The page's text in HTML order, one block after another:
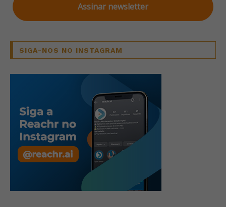
Assinar newsletter
SIGA-NOS NO INSTAGRAM